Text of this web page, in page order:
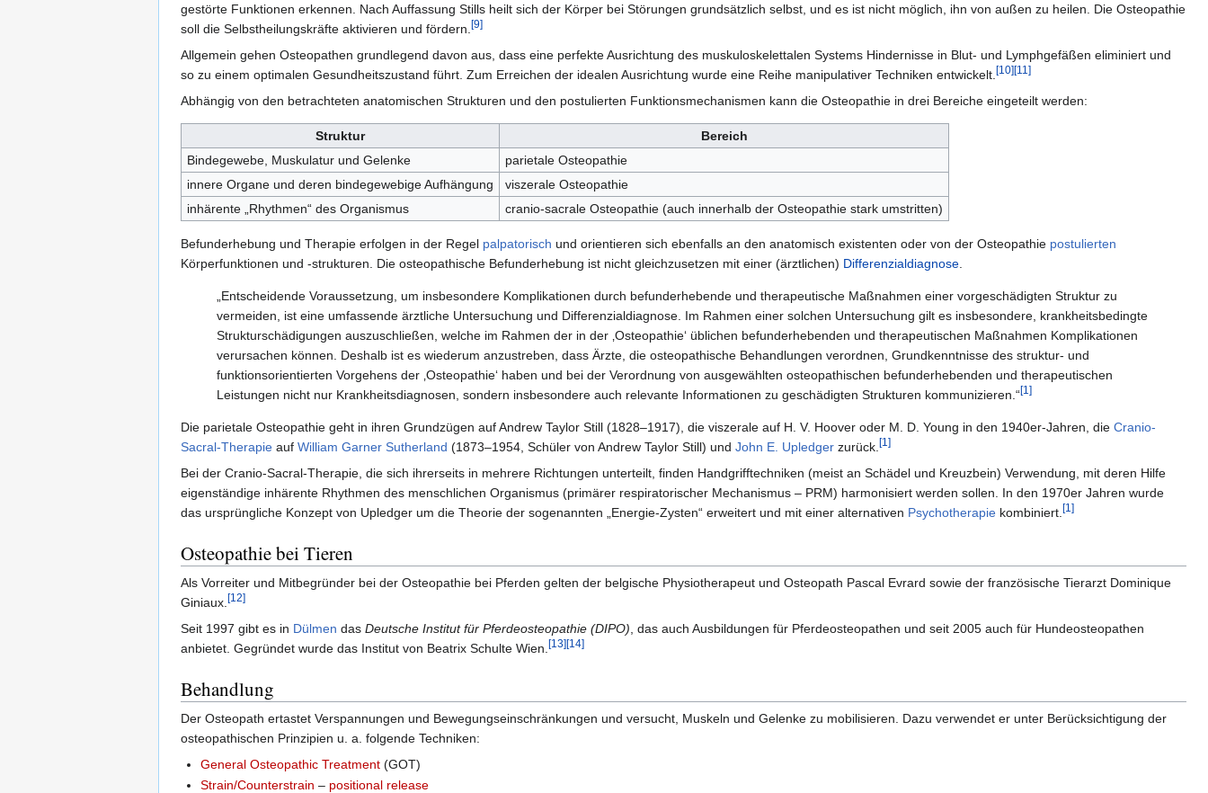
gestörte Funktionen erkennen. Nach Auffassung Stills heilt sich der Körper bei Störungen grundsätzlich selbst, und es ist nicht möglich, ihn von außen zu heilen. Die Osteopathie
soll die Selbstheilungskräfte aktivieren und fördern. [9]
Allgemein gehen Osteopathen grundlegend davon aus, dass eine perfekte Ausrichtung des muskuloskelettalen Systems Hindernisse in Blut- und Lymphgefäßen eliminiert und
so zu einem optimalen Gesundheitszustand führt. Zum Erreichen der idealen Ausrichtung wurde eine Reihe manipulativer Techniken entwickelt. [10][11]
Abhängig von den betrachteten anatomischen Strukturen und den postulierten Funktionsmechanismen kann die Osteopathie in drei Bereiche eingeteilt werden:
Struktur
Bereich
Bindegewebe, Muskulatur und Gelenke
parietale Osteopathie
innere Organe und deren bindegewebige Aufhängung
viszerale Osteopathie
inhärente „Rhythmen“ des Organismus
cranio-sacrale Osteopathie (auch innerhalb der Osteopathie stark umstritten)
Befunderhebung und Therapie erfolgen in der Regel palpatorisch und orientieren sich ebenfalls an den anatomisch existenten oder von der Osteopathie postulierten
Körperfunktionen und -strukturen. Die osteopathische Befunderhebung ist nicht gleichzusetzen mit einer (ärztlichen) Differenzialdiagnose
„Entscheidende Voraussetzung, um insbesondere Komplikationen durch befunderhebende und therapeutische Maßnahmen einer vorgeschädigten Struktur zu
vermeiden, ist eine umfassende ärztliche Untersuchung und Differenzialdiagnose. Im Rahmen einer solchen Untersuchung gilt es insbesondere, krankheitsbedingte
Strukturschädigungen auszuschließen, welche im Rahmen der in der ‚Osteopathie‘ üblichen befunderhebenden und therapeutischen Maßnahmen Komplikationen
verursachen können. Deshalb ist es wiederum anzustreben, dass Ärzte, die osteopathische Behandlungen verordnen, Grundkenntnisse des struktur- und
funktionsorientierten Vorgehens der ‚Osteopathie‘ haben und bei der Verordnung von ausgewählten osteopathischen befunderhebenden und therapeutischen
Leistungen nicht nur Krankheitsdiagnosen, sondern insbesondere auch relevante Informationen zu geschädigten Strukturen kommunizieren.“[1]
Die parietale Osteopathie geht in ihren Grundzügen auf Andrew Taylor Still (1828–1917), die viszerale auf H. V. Hoover oder M. D. Young in den 1940er-Jahren, die Cranio-
Sacral-Therapie auf William Garner Sutherland (1873–1954, Schüler von Andrew Taylor Still) und John E. Upledger zurück. [1]
Bei der Cranio-Sacral-Therapie, die sich ihrerseits in mehrere Richtungen unterteilt, finden Handgrifftechniken (meist an Schädel und Kreuzbein) Verwendung, mit deren Hilfe
eigenständige inhärente Rhythmen des menschlichen Organismus (primärer respiratorischer Mechanismus – PRM) harmonisiert werden sollen. In den 1970er Jahren wurde
das ursprüngliche Konzept von Upledger um die Theorie der sogenannten „Energie-Zysten“ erweitert und mit einer alternativen Psychotherapie kombiniert. [1]
Osteopathie bei Tieren
Als Vorreiter und Mitbegründer bei der Osteopathie bei Pferden gelten der belgische Physiotherapeut und Osteopath Pascal Evrard sowie der französische Tierarzt Dominique
Giniaux. [12]
Seit 1997 gibt es in Dülmen das Deutsche Institut für Pferdeosteopathie (DIPO) , das auch Ausbildungen für Pferdeosteopathen und seit 2005 auch für Hundeosteopathen
anbietet. Gegründet wurde das Institut von Beatrix Schulte Wien. [13][14]
Behandlung
Der Osteopath ertastet Verspannungen und Bewegungseinschränkungen und versucht, Muskeln und Gelenke zu mobilisieren. Dazu verwendet er unter Berücksichtigung der
osteopathischen Prinzipien u. a. folgende Techniken:
General Osteopathic Treatment (GOT)
Strain/Counterstrain – positional release